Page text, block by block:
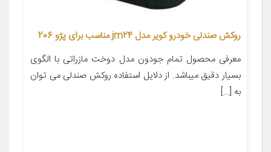
روکش صندلی خودرو کویر مدل jm24 مناسب برای پژو 206
معرفی محصول تمام جودون مدل دوخت مازراتی با الگوی
بسیار دقیق میباشد. از دلایل استفاده روکش صندلی می توان
به […]